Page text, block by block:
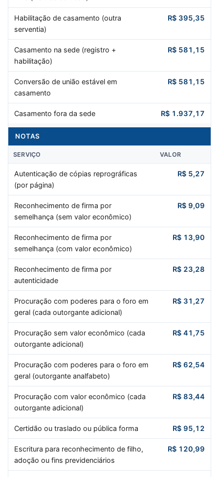
Habilitação de casamento (outra
serventia)
R$ 395,35
Casamento na sede (registro +
habilitação)
R$ 581,15
Conversão de união estável em
casamento
R$ 581,15
Casamento fora da sede R$ 1.937,17
NOTAS
SERVIÇO VALOR
Autenticação de cópias reprográficas
(por página)
R$ 5,27
Reconhecimento de firma por
semelhança (sem valor econômico)
R$ 9,09
Reconhecimento de firma por
semelhança (com valor econômico)
R$ 13,90
Reconhecimento de firma por
autenticidade
R$ 23,28
Procuração com poderes para o foro em
geral (cada outorgante adicional)
R$ 31,27
Procuração sem valor econômico (cada
outorgante adicional)
R$ 41,75
Procuração com poderes para o foro em
geral (outorgante analfabeto)
R$ 62,54
Procuração com valor econômico (cada
outorgante adicional)
R$ 83,44
Certidão ou traslado ou pública forma R$ 95,12
Escritura para reconhecimento de filho,
adoção ou fins previdenciários
R$ 120,99